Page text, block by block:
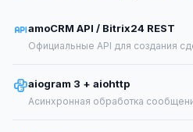
amoCRM API / Bitrix24 REST
Официальные API для создания
aiogram 3 + aiohttp
Асинхронная обработка